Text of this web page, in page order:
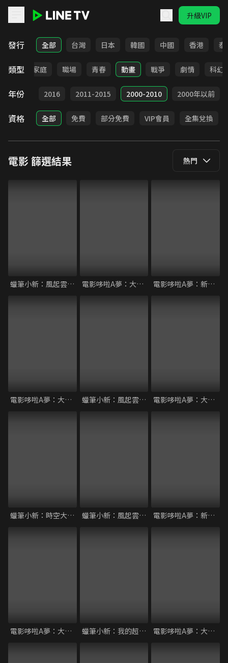
升級VIP
LINE TV - 電影
發行 全部 台灣 日本 韓國 中國 香港 泰
類型
影展 家庭 職場 青春 動畫 戰爭 劇情 科幻
年份
2017 2016 2011-2015 2000-2010 2000年以前
資格 全部 免費 部分免費 VIP會員 全集兌換
電影篩選結果 熱門
蠟筆小新：風起雲湧！猛烈！大人帝國的反擊 電影哆啦A夢：大雄的新魔界大冒險～7人魔法使 電影哆啦A夢：新大雄的宇宙開拓史
電影哆啦A夢：大雄與翼之勇者 蠟筆小新：風起雲湧！光榮燒肉之路 電影哆啦A夢：大雄與綠之巨人傳
蠟筆小新：時空大冒險 蠟筆小新：風起雲湧！壯烈！戰國大會戰 電影哆啦A夢：新大雄的恐龍
電影哆啦A夢：大雄與機器人王國 蠟筆小新：我的超時空新娘 電影哆啦A夢：大雄的人魚大海戰